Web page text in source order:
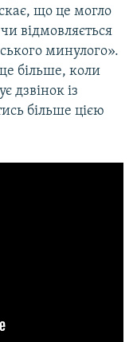
що це могло
відмовляється
минулого».
більше, коли
дзвінок із
більше цією